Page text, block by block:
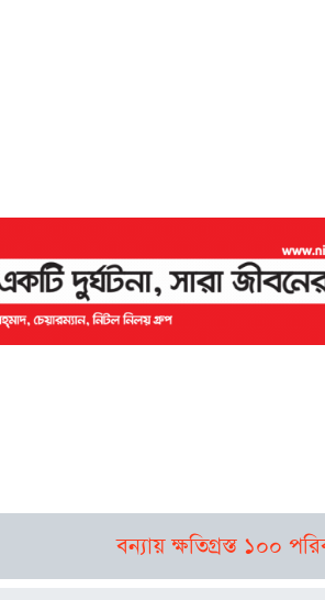
বন্যায় ক্ষতিগ্রস্ত ১০০ পরিবারকে